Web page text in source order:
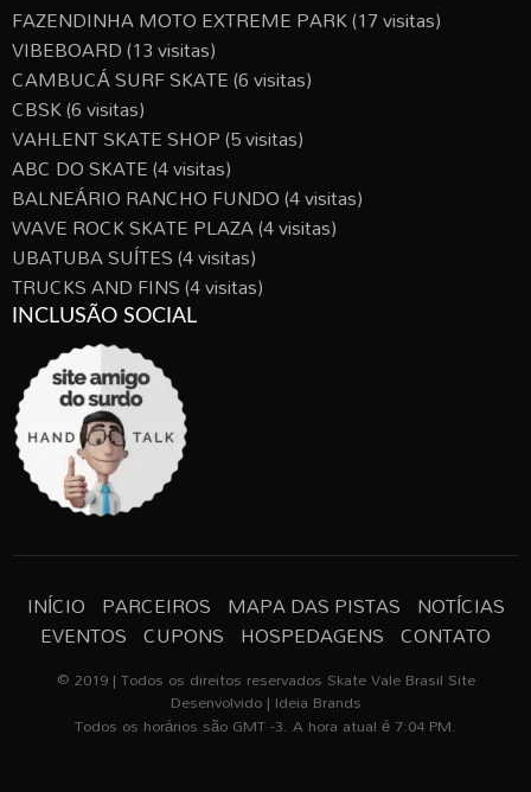
FAZENDINHA MOTO EXTREME PARK(17 visitas)
VIBEBOARD(13 visitas)
CAMBUCÁ SURF SKATE(6 visitas)
CBSK(6 visitas)
VAHLENT SKATE SHOP(5 visitas)
ABC DO SKATE(4 visitas)
BALNEÁRIO RANCHO FUNDO(4 visitas)
WAVE ROCK SKATE PLAZA(4 visitas)
UBATUBA SUÍTES(4 visitas)
TRUCKS AND FINS(4 visitas)
INCLUSÃO SOCIAL
INÍCIO PARCEIROS MAPA DAS PISTAS NOTÍCIAS
EVENTOS CUPONS HOSPEDAGENS CONTATO
© 2019 | Todos os direitos reservados Skate Vale Brasil Site
Desenvolvido | Ideia Brands
Todos os horários são GMT -3. A hora atual é 7:04 PM.